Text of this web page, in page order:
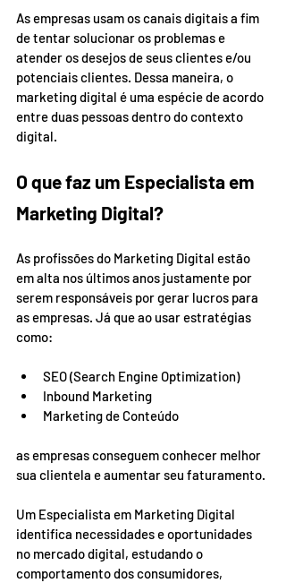
As empresas usam os canais digitais a fim
de tentar solucionar os problemas e
atender os desejos de seus clientes e/ou
potenciais clientes. Dessa maneira, o
marketing digital é uma espécie de acordo
entre duas pessoas dentro do contexto
digital.
O que faz um Especialista em
Marketing Digital?
As profissões do Marketing Digital estão
em alta nos últimos anos justamente por
serem responsáveis por gerar lucros para
as empresas. Já que ao usar estratégias
como:
SEO (Search Engine Optimization)
Inbound Marketing
Marketing de Conteúdo
as empresas conseguem conhecer melhor
sua clientela e aumentar seu faturamento.
Um Especialista em Marketing Digital
identifica necessidades e oportunidades
no mercado digital, estudando o
comportamento dos consumidores,